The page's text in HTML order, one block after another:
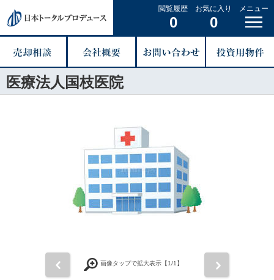
閲覧履歴
0
お気に入り
0
メニュー
医療法人国枝医院
画像タップで拡大表示【1/1】